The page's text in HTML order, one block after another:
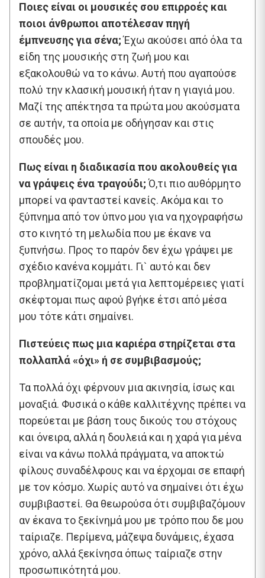
Ποιες είναι οι μουσικές σου επιρροές και
ποιοι άνθρωποι αποτέλεσαν πηγή
έμπνευσης για σένα;Έχω ακούσει από όλα τα
είδη της μουσικής στη ζωή μου και
εξακολουθώ να το κάνω. Αυτή που αγαπούσε
πολύ την κλασική μουσική ήταν η γιαγιά μου.
Μαζί της απέκτησα τα πρώτα μου ακούσματα
σε αυτήν, τα οποία με οδήγησαν και στις
σπουδές μου.
Πως είναι η διαδικασία που ακολουθείς για
να γράψεις ένα τραγούδι;Ό,τι πιο αυθόρμητο
μπορεί να φανταστεί κανείς. Ακόμα και το
ξύπνημα από τον ύπνο μου για να ηχογραφήσω
στο κινητό τη μελωδία που με έκανε να
ξυπνήσω. Προς το παρόν δεν έχω γράψει με
σχέδιο κανένα κομμάτι. Γι` αυτό και δεν
προβληματίζομαι μετά για λεπτομέρειες γιατί
σκέφτομαι πως αφού βγήκε έτσι από μέσα
μου τότε κάτι σημαίνει.
Πιστεύεις πως μια καριέρα στηρίζεται στα
πολλαπλά «όχι» ή σε συμβιβασμούς;
Τα πολλά όχι φέρνουν μια ακινησία, ίσως και
μοναξιά. Φυσικά ο κάθε καλλιτέχνης πρέπει να
πορεύεται με βάση τους δικούς του στόχους
και όνειρα, αλλά η δουλειά και η χαρά για μένα
είναι να κάνω πολλά πράγματα, να αποκτώ
φίλους συναδέλφους και να έρχομαι σε επαφή
με τον κόσμο. Χωρίς αυτό να σημαίνει ότι έχω
συμβιβαστεί. Θα θεωρούσα ότι συμβιβαζόμουν
αν έκανα το ξεκίνημά μου με τρόπο που δε μου
ταίριαζε. Περίμενα, μάζεψα δυνάμεις, έχασα
χρόνο, αλλά ξεκίνησα όπως ταίριαζε στην
προσωπικότητά μου.